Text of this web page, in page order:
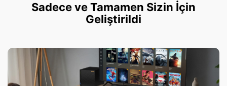
Sadece ve Tamamen Sizin İçin
Geliştirildi